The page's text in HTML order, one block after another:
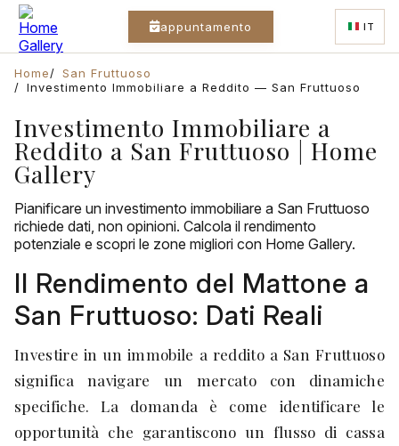
appuntamento IT
Home
San Fruttuoso
Investimento Immobiliare a Reddito — San Fruttuoso
Investimento Immobiliare a
Reddito a San Fruttuoso | Home
Gallery
Pianificare un investimento immobiliare a San Fruttuoso
richiede dati, non opinioni. Calcola il rendimento
potenziale e scopri le zone migliori con Home Gallery.
Il Rendimento del Mattone a
San Fruttuoso: Dati Reali
Investire in un immobile a reddito a San Fruttuoso
significa navigare un mercato con dinamiche
specifiche. La domanda è come identificare le
opportunità che garantiscono un flusso di cassa